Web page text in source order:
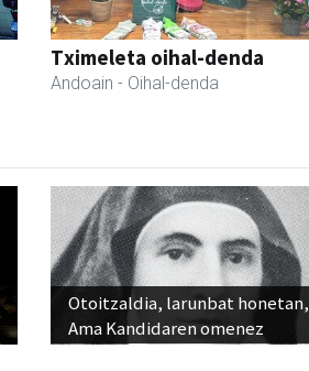
Tximeleta oihal-denda
Andoain - Oihal-denda
Otoitzaldia, larunbat honetan,
Ama Kandidaren omenez